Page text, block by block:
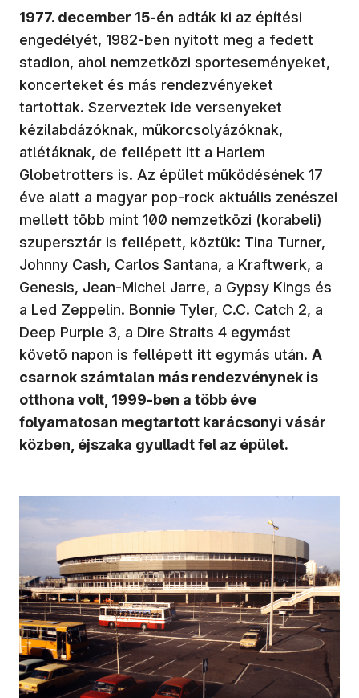
1977. december 15-én adták ki az építési
engedélyét, 1982-ben nyitott meg a fedett
stadion, ahol nemzetközi sporteseményeket,
koncerteket és más rendezvényeket
tartottak. Szerveztek ide versenyeket
kézilabdázóknak, műkorcsolyázóknak,
atlétáknak, de fellépett itt a Harlem
Globetrotters is. Az épület működésének 17
éve alatt a magyar pop-rock aktuális zenészei
mellett több mint 100 nemzetközi (korabeli)
szupersztár is fellépett, köztük: Tina Turner,
Johnny Cash, Carlos Santana, a Kraftwerk, a
Genesis, Jean-Michel Jarre, a Gypsy Kings és
a Led Zeppelin. Bonnie Tyler, C.C. Catch 2, a
Deep Purple 3, a Dire Straits 4 egymást
követő napon is fellépett itt egymás után. A
csarnok számtalan más rendezvénynek is
otthona volt, 1999-ben a több éve
folyamatosan megtartott karácsonyi vásár
közben, éjszaka gyulladt fel az épület.